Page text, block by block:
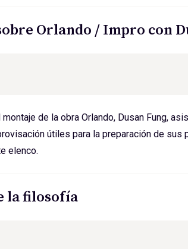
Orlando / Impro con
de la obra Orlando, Dusan Fung,
útiles para la preparación de sus
elenco.
la filosofía